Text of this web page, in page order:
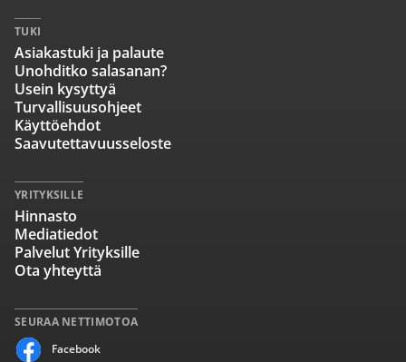
SEURAA NETTIMOTOA
Facebook
TUKI
Asiakastuki ja palaute
Unohditko salasanan?
Usein kysyttyä
Turvallisuusohjeet
Käyttöehdot
Saavutettavuusseloste
YRITYKSILLE
Hinnasto
Mediatiedot
Palvelut Yrityksille
Ota yhteyttä